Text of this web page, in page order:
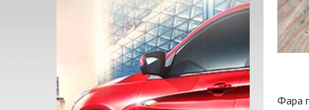
Диск сцепления
Диск тормозной
Жидкость тормозная
Заглушка
BREMI
CAFFARO
CHERY
CIFAM
Фара